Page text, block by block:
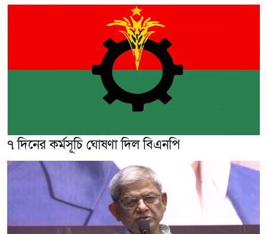
৭ দিনের কর্মসূচি ঘোষণা দিল বিএনপি